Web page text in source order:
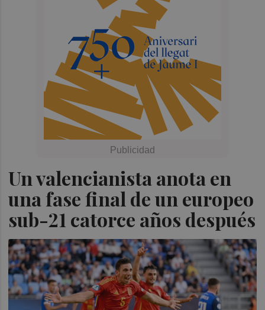
Un valencianista anota en
una fase final de un europeo
sub-21 catorce años después